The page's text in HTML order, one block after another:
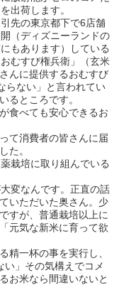
出荷します。
先の東京都下で6店舗
開（ディズニーランドの
もあります）している
おむすび権兵衛」（玄米
んに提供するおむすび
らない」と言われてい
るところです。
食べても安心できるお
て消費者の皆さんに届
た。
栽培に取り組んでいる
変なんです。正直の話
いただいた奥さん。少
すが、普通栽培以上に
元気な新米に育って欲
精一杯の事を実行し、
い」その気構えでコメ
お米なら間違いないと